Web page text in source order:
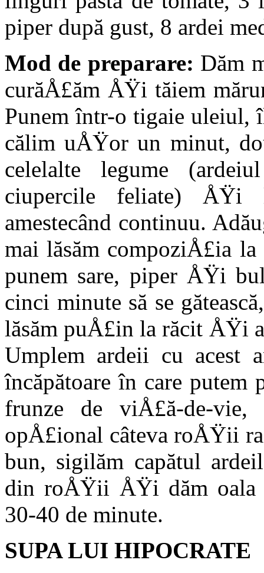
piper după gust, 8 ardei
Mod de preparare: Dăm
curăÅ£ăm ÅŸi tăiem
Punem într-o tigaie uleiul,
călim uÅŸor un minut,
celelalte legu­me
ciupercile feliate)
amestecând continuu.
mai lăsăm compoziÅ£ia
punem sare, piper ÅŸi
cinci minute să se
lăsăm puÅ£in la ră­cit ÅŸi
Umplem ardeii cu acest
încăpătoare în care putem
frunze de viÅ£ă-de-
opÅ£ional câteva roÅŸii
bun, sigilăm ca­pătul
din roÅŸii ÅŸi dăm oala
30-40 de minute.
SUPA LUI HIPOCRATE